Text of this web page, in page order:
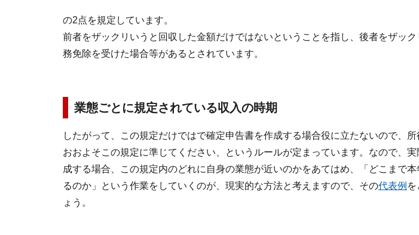
の2点を規定しています。
前者をザックリいうと回収した金額だけではないということを指し、後者をザッ
務免除を受けた場合等があるとされています。
業態ごとに規定されている収入の時期
したがって、この規定だけではで確定申告書を作成する場合役に立たないので、
おおよそこの規定に準じてください、というルールが定まっています。なので、
成する場合、この規定内のどれに自身の業態が近いのかをあてはめ、「どこまで
るのか」という作業をしていくのが、現実的な方法と考えますので、その代表例
ょう。